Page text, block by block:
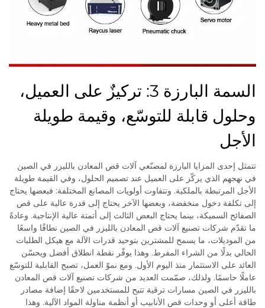
السمة البارزة 3: تركيزٌ على العميل،
وحلول قابلة للتوسّع، وقيمة طويلة
الأجل
تتمثل إحدى المزايا البارزة لمصنّعي آلات قص المعادن بالليزر في الصين
في نهجهم الذي يركّز على العميل عند تصميم الحلول، وفي القيمة طويلة
الأجل المرتبطة بالملكية. وتتفاوت أولويات المصانع المختلفة: فبعضها يحتاج
إلى تكلفة دخول منخفضة، وبعضها الآخر يحتاج إلى قدرة عالية على قص
الصفائح السميكة، بينما يحتاج البعض الثالث إلى أتمتة عالية الإنتاجية. وعادةً
ما تقدّم شركات تصنيع آلات قص المعادن بالليزر في الصين نطاقًا واسعًا
من الموديلات، ما يسمح للمشترين بتوحيد قدرات الآلة مع هيكل الطلبات
الحالي بدلًا من الشراء المفرط. وهذا يوفّر نقطة انطلاق أفضل ويحسّن
العائد على الاستثمار منذ اليوم الأول. ومع نموّ العمل، تصبح القابلية للتوسّع
عاملًا حاسمًا. ولذلك، صمّمت العديد من شركات تصنيع آلات قص المعادن
بالليزر في الصين مسارات ترقية تتيح للمستخدمين لاحقًا إضافة مصادر
طاقة أعلى أو وحدات قص الأنابيب أو أنظمة مناولة المواد الآلية. وهذا